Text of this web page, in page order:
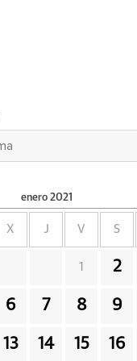
enero 2021
X J V S
1 2
6 7 8 9
13 14 15 16